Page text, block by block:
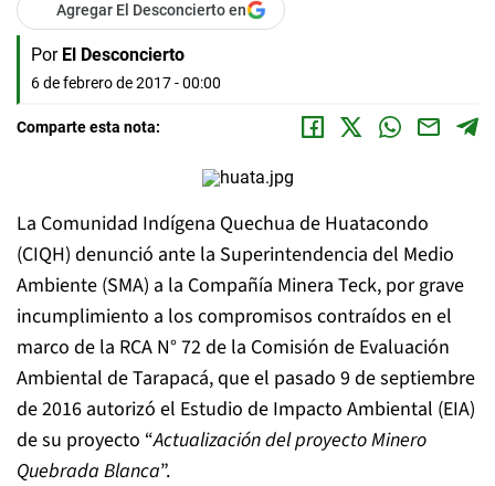
Agregar El Desconcierto en
Por El Desconcierto
6 de febrero de 2017 - 00:00
Comparte esta nota:
La Comunidad Indígena Quechua de Huatacondo
(CIQH) denunció ante la Superintendencia del Medio
Ambiente (SMA) a la Compañía Minera Teck, por grave
incumplimiento a los compromisos contraídos en el
marco de la RCA N° 72 de la Comisión de Evaluación
Ambiental de Tarapacá, que el pasado 9 de septiembre
de 2016 autorizó el Estudio de Impacto Ambiental (EIA)
de su proyecto “Actualización del proyecto Minero
Quebrada Blanca”.